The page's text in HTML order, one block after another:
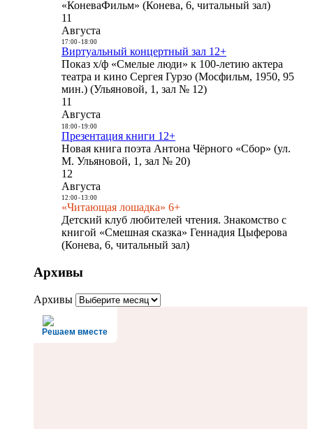
«КоневаФильм» (Конева, 6, читальный зал)
11
Августа
17:00- 18:00
Виртуальный концертный зал 12+
Показ х/ф «Смелые люди» к 100-летию актера
театра и кино Сергея Гурзо (Мосфильм, 1950, 95
мин.) (Ульяновой, 1, зал № 12)
11
Августа
18:00- 19:00
Презентация книги 12+
Новая книга поэта Антона Чёрного «Сбор» (ул.
М. Ульяновой, 1, зал № 20)
12
Августа
12:00- 13:00
«Читающая лошадка» 6+
Детский клуб любителей чтения. Знакомство с
книгой «Смешная сказка» Геннадия Цыферова
(Конева, 6, читальный зал)
Архивы
Архивы
Решаем вместе